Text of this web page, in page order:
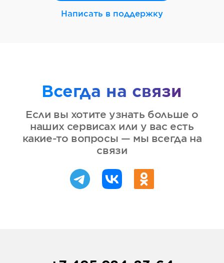
Написать в поддержку
Всегда на связи
Если вы хотите узнать больше о
наших сервисах или у вас есть
какие-то вопросы — мы всегда на
связи